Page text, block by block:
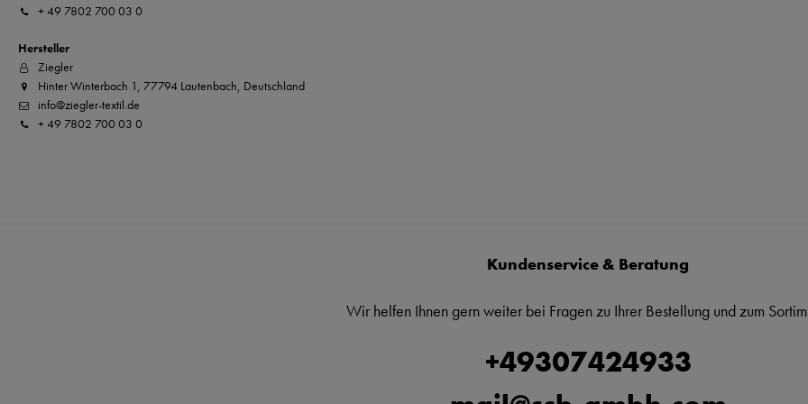
+ 49 7802 700 03 0
Hersteller
Ziegler
Hinter Winterbach 1, 77794 Lautenbach, Deutschland
info@ziegler-textil.de
+ 49 7802 700 03 0
Kundenservice & Beratung
Wir helfen Ihnen gern weiter bei Fragen zu Ihrer Bestellung und zum
+49307424933